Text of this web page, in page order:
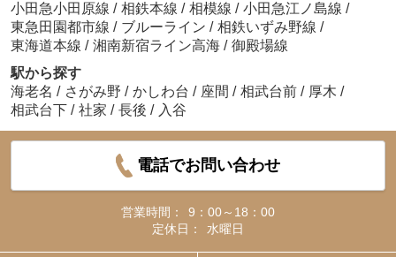
小田急小田原線 / 相鉄本線 / 相模線 / 小田急江ノ島線 /
東急田園都市線 / ブルーライン / 相鉄いずみ野線 /
東海道本線 / 湘南新宿ライン高海 / 御殿場線
駅から探す
海老名 / さがみ野 / かしわ台 / 座間 / 相武台前 / 厚木 /
相武台下 / 社家 / 長後 / 入谷
電話でお問い合わせ
営業時間：
9：00～18：00
定休日：
水曜日